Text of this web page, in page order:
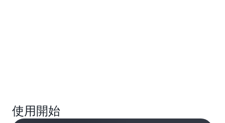
使用開始